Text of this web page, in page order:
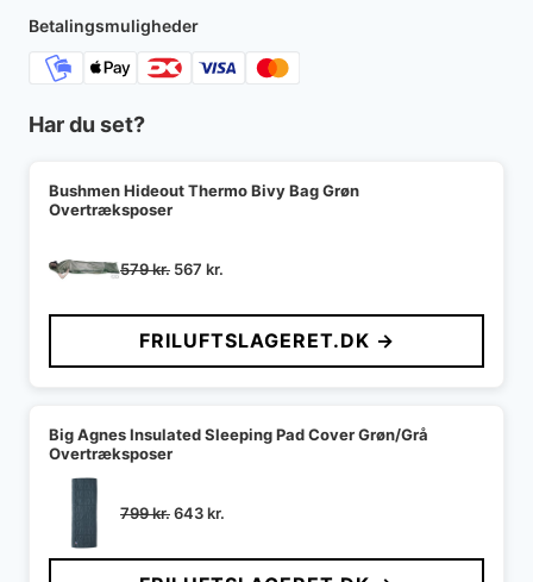
1.300 kr..
Betalingsmuligheder
Har du set?
Bushmen Hideout Thermo Bivy Bag Grøn
Overtræksposer
579kr. Den
pris
var:
579 kr..
567 kr.
pris
er:
567 kr..
FRILUFTSLAGERET.DK →
Big Agnes Insulated Sleeping Pad Cover Grøn/Grå
Overtræksposer
799kr.Den
pris
643kr.
pris